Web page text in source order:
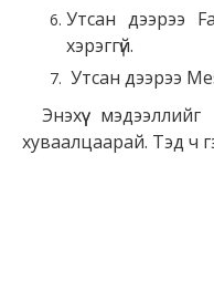
Утсан дээрээ
хэрэггүй.
Утсан дээрээ
Энэхүү
хуваалцаарай. Тэд ч